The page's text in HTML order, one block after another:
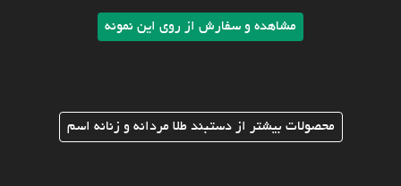
مشاهده و سفارش از روی این نمونه
محصولات بیشتر از دستبند طلا مردانه و زنانه اسم